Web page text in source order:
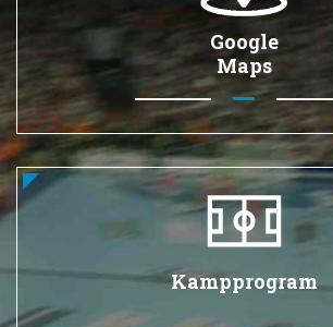
Google
Maps
Kampprogram